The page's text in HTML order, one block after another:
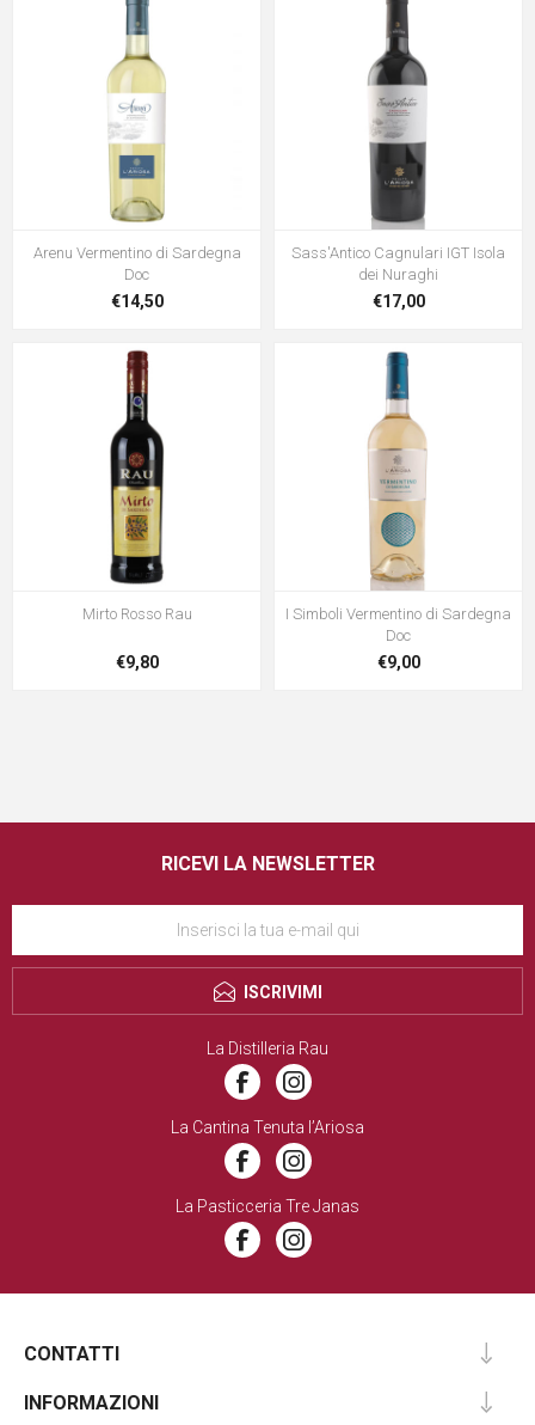
Arenu Vermentino di Sardegna
Doc
€14,50
Sass'Antico Cagnulari IGT Isola
dei Nuraghi
€17,00
Mirto Rosso Rau
€9,80
I Simboli Vermentino di Sardegna
Doc
€9,00
RICEVI LA NEWSLETTER
ISCRIVIMI
La Distilleria Rau
La Cantina Tenuta l’Ariosa
La Pasticceria Tre Janas
CONTATTI
INFORMAZIONI